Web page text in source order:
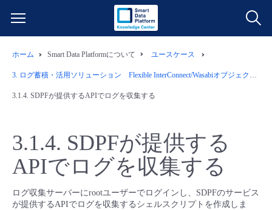
データ利活用
ネットワーク
IoT
よくある質問
クラウド/サーバー
ネットワーク
料金シミュレーター
データ利活用
ご利用開始ガイド
■ 管理機能
ユースケース
ホーム Smart Data Platformについて ユースケース
3. ログ蓄積・活用ソリューション Flexible InterConnect/Wasabiオブジェクトストレージ/ログ管理ツール/Windows用S3互換ストレージマウントツール
3.1.4. SDPFが提供するAPIでログを収集する
3.1.4. SDPFが提供する
APIでログを収集する
ログ収集サーバーにrootユーザーでログインし、SDPFのサービス
が提供するAPIでログを収集するシェルスクリプトを作成しま